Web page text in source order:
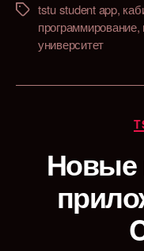
Меткиtstu student app,
программирование,
университет
Новые